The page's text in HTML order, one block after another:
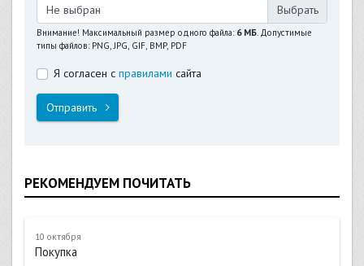
Не выбран
Внимание! Максимальный размер одного файла: 6 МБ. Допустимые
типы файлов: PNG, JPG, GIF, BMP, PDF
Я согласен с правилами сайта
Отправить
РЕКОМЕНДУЕМ ПОЧИТАТЬ
10 октября
Покупка